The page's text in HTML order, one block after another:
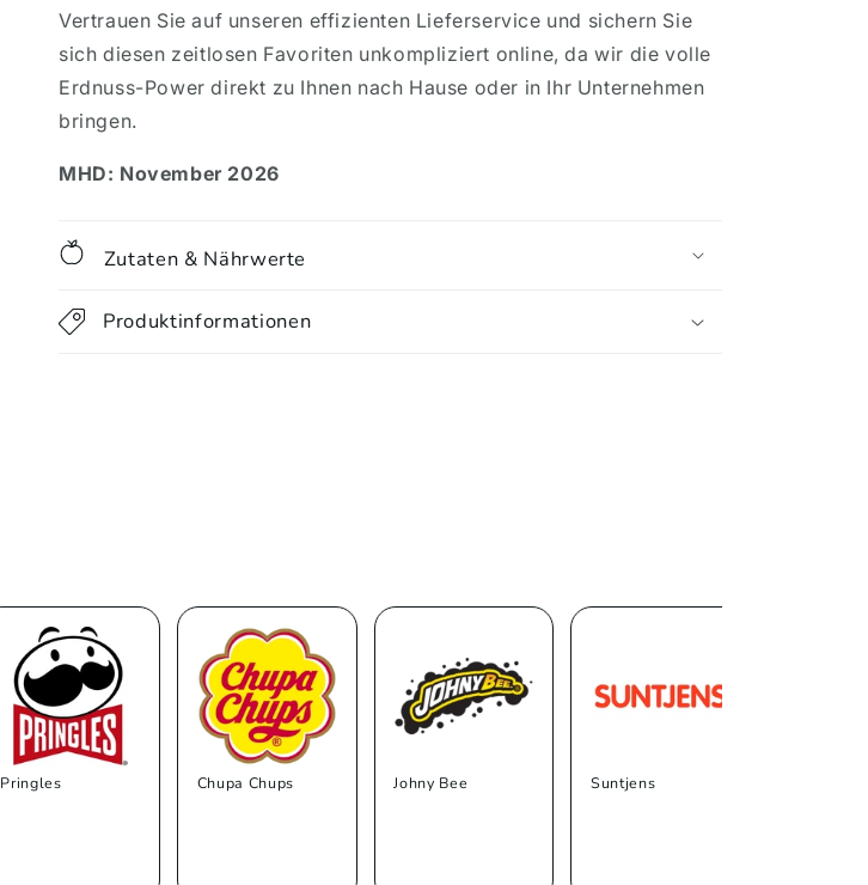
Vertrauen Sie auf unseren effizienten Lieferservice und sichern Sie
sich diesen zeitlosen Favoriten unkompliziert online, da wir die volle
Erdnuss-Power direkt zu Ihnen nach Hause oder in Ihr Unternehmen
bringen.
MHD: November 2026
Zutaten & Nährwerte
Produktinformationen
Pringles Chupa Chups Johny Bee Suntjens